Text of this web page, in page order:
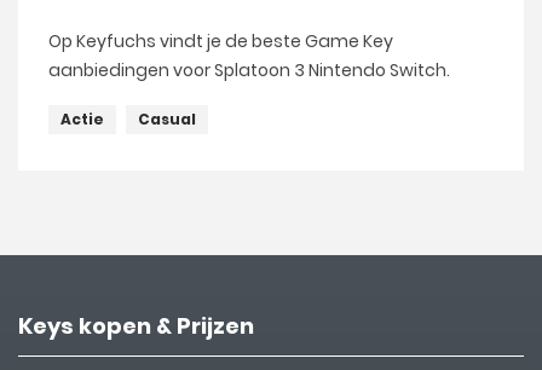
Op Keyfuchs vindt je de beste Game Key
aanbiedingen voor Splatoon 3 Nintendo Switch.
Actie Casual
Keys kopen & Prijzen